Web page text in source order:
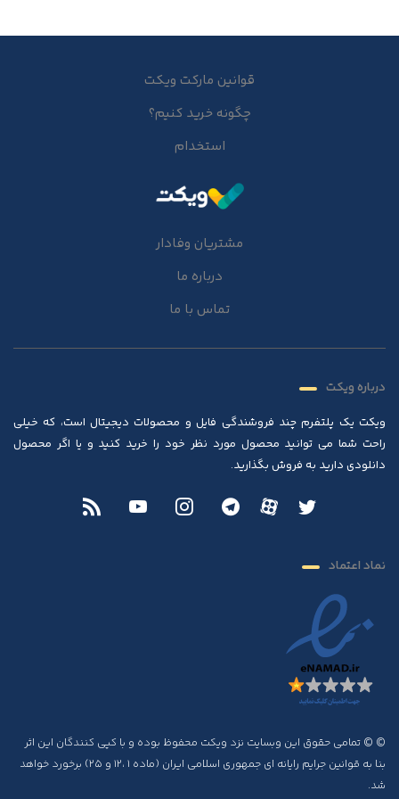
قوانین مارکت ویکت
چگونه خرید کنیم؟
استخدام
مشتریان وفادار
درباره ما
تماس با ما
درباره ویکت
ویکت یک پلتفرم چند فروشندگی فایل و محصولات دیجیتال است، که خیلی
راحت شما می توانید محصول مورد نظر خود را خرید کنید و یا اگر محصول
دانلودی دارید به فروش بگذارید.
نماد اعتماد
© © تمامی حقوق این وبسایت نزد ویکت محفوظ بوده و با کپی کنندگان این اثر
بنا به قوانین جرایم رایانه ای جمهوری اسلامی ایران (ماده ۱ ،۱۲ و ۲۵) برخورد خواهد
شد.